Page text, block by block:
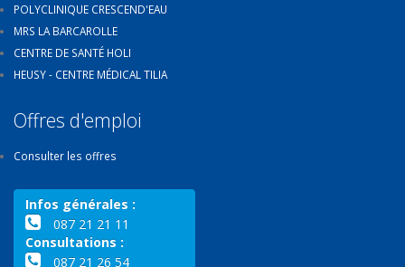
POLYCLINIQUE CRESCEND'EAU
MRS LA BARCAROLLE
CENTRE DE SANTÉ HOLI
HEUSY - CENTRE MÉDICAL TILIA
Offres d'emploi
Consulter les offres
Infos générales :
087 21 21 11
Consultations :
087 21 26 54